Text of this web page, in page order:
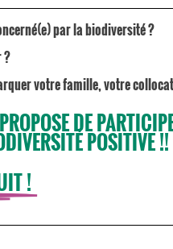
par la biodiversité ?
?
votre famille, votre
DE
POSITIVE !!
!